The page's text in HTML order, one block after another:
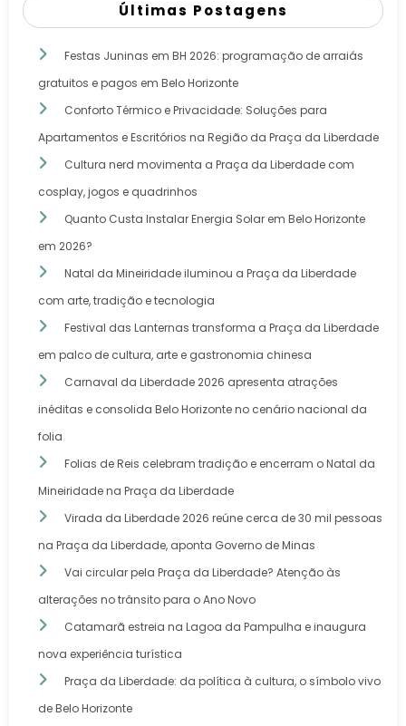
Últimas Postagens
Festas Juninas em BH 2026: programação de arraiás
gratuitos e pagos em Belo Horizonte
Conforto Térmico e Privacidade: Soluções para
Apartamentos e Escritórios na Região da Praça da Liberdade
Cultura nerd movimenta a Praça da Liberdade com
cosplay, jogos e quadrinhos
Quanto Custa Instalar Energia Solar em Belo Horizonte
em 2026?
Natal da Mineiridade iluminou a Praça da Liberdade
com arte, tradição e tecnologia
Festival das Lanternas transforma a Praça da Liberdade
em palco de cultura, arte e gastronomia chinesa
Carnaval da Liberdade 2026 apresenta atrações
inéditas e consolida Belo Horizonte no cenário nacional da
folia
Folias de Reis celebram tradição e encerram o Natal da
Mineiridade na Praça da Liberdade
Virada da Liberdade 2026 reúne cerca de 30 mil pessoas
na Praça da Liberdade, aponta Governo de Minas
Vai circular pela Praça da Liberdade? Atenção às
alterações no trânsito para o Ano Novo
Catamarã estreia na Lagoa da Pampulha e inaugura
nova experiência turística
Praça da Liberdade: da política à cultura, o símbolo vivo
de Belo Horizonte